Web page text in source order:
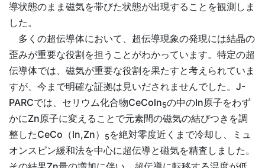
導状態のまま磁気を帯びた状態が出現することを観測しま
した。
多くの超伝導体において、超伝導現象の発現には結晶の
歪みが重要な役割を担うことがわかっています。特定の超
伝導体では、磁気が重要な役割を果たすと考えられていま
すが、今まで明確な証拠は見いだされませんでした。J-
PARCでは、セリウム化合物CeColn5の中のIn原子をわず
かにZn原子に変えることで元素間の磁気の結びつきを調
整したCeCo（ln,Zn）
5 を絶対零度近くまで冷却し、ミュ
オンスピン緩和法を中心に超伝導と磁気を精査しました。